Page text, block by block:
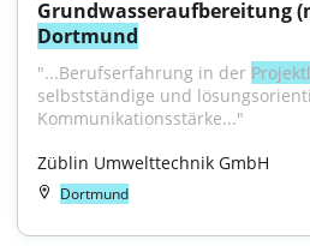
Dortmund
"...Berufserfahrung in der
selbstständige und
Kommunikationsstärke..."
Züblin Umwelttechnik GmbH
Dortmund